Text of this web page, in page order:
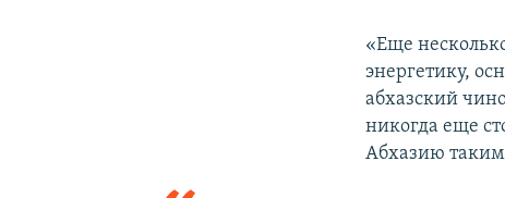
«Еще
энергетику,
абхазский
никогда еще
Абхазию